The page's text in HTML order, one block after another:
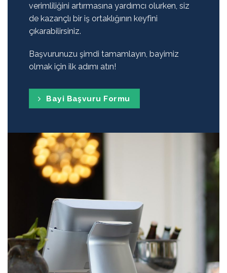
verimliliğini artırmasına yardımcı olurken, siz
de kazançlı bir iş ortaklığının keyfini
çıkarabilirsiniz.
Başvurunuzu şimdi tamamlayın, bayimiz
olmak için ilk adımı atın!
Bayi Başvuru Formu